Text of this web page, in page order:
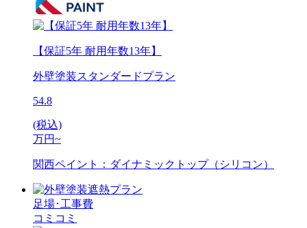
【保証5年 耐用年数13年】
外壁塗装スタンダードプラン
54.8
(税込)
万円~
関西ペイント：ダイナミックトップ（シリコン）
足場･工事費
コミコミ